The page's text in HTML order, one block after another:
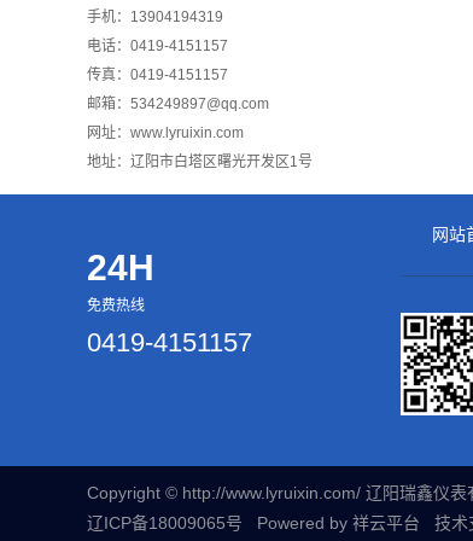
手机：13904194319
电话：0419-4151157
传真：0419-4151157
邮箱：534249897@qq.com
网址：www.lyruixin.com
地址：辽阳市白塔区曙光开发区1号
24H
免费热线
0419-4151157
网站
Copyright © http://www.lyruixin.com/ 辽阳瑞鑫仪表
辽ICP备18009065号 Powered by 祥云平台 技术